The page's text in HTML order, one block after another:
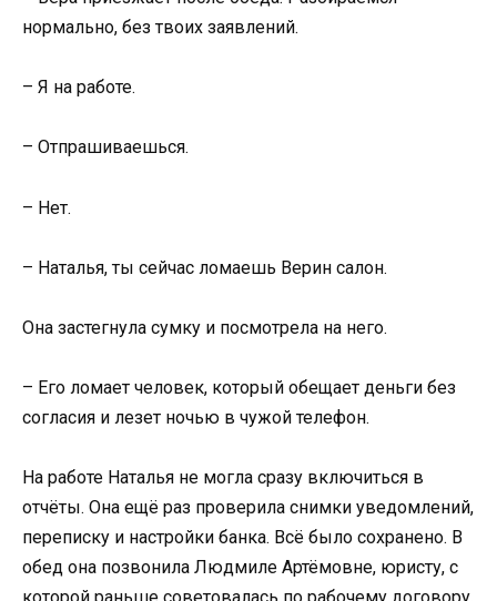
нормально, без твоих заявлений.
– Я на работе.
– Отпрашиваешься.
– Нет.
– Наталья, ты сейчас ломаешь Верин салон.
Она застегнула сумку и посмотрела на него.
– Его ломает человек, который обещает деньги без
согласия и лезет ночью в чужой телефон.
На работе Наталья не могла сразу включиться в
отчёты. Она ещё раз проверила снимки уведомлений,
переписку и настройки банка. Всё было сохранено. В
обед она позвонила Людмиле Артёмовне, юристу, с